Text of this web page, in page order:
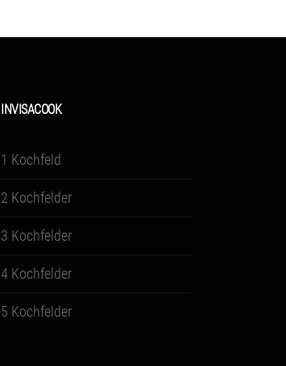
INVISACOOK
1 Kochfeld
2 Kochfelder
3 Kochfelder
4 Kochfelder
5 Kochfelder